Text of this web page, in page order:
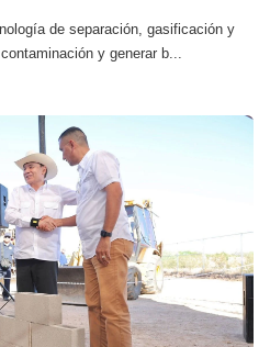
de separación, gasificación y
y generar b...